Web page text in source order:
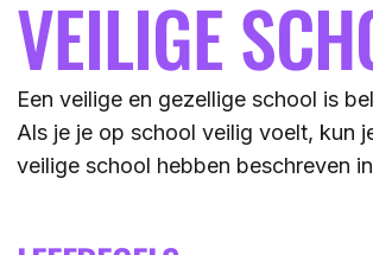
IK BEN EEN
LEERKRACHT
GROEP 7/8
VEILIGE
Een veilige en gezellige school is
Als je je op school veilig voelt, kun
veilige school hebben beschreven